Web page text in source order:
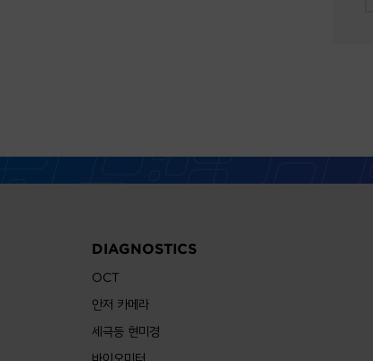
DIAGNOSTICS
OCT
안저 카메라
세극등 현미경